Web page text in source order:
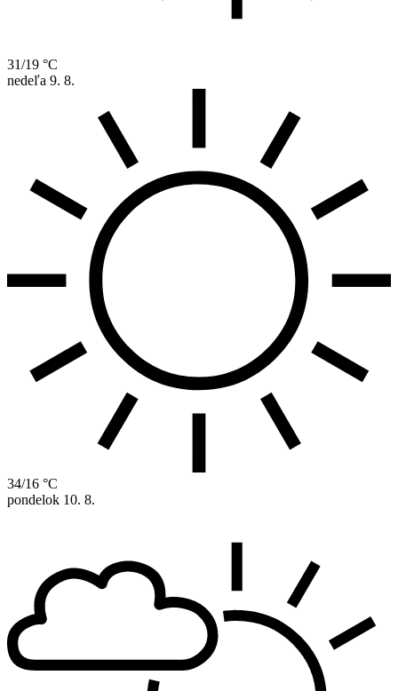
31/19 °C
nedeľa 9. 8.
34/16 °C
pondelok 10. 8.